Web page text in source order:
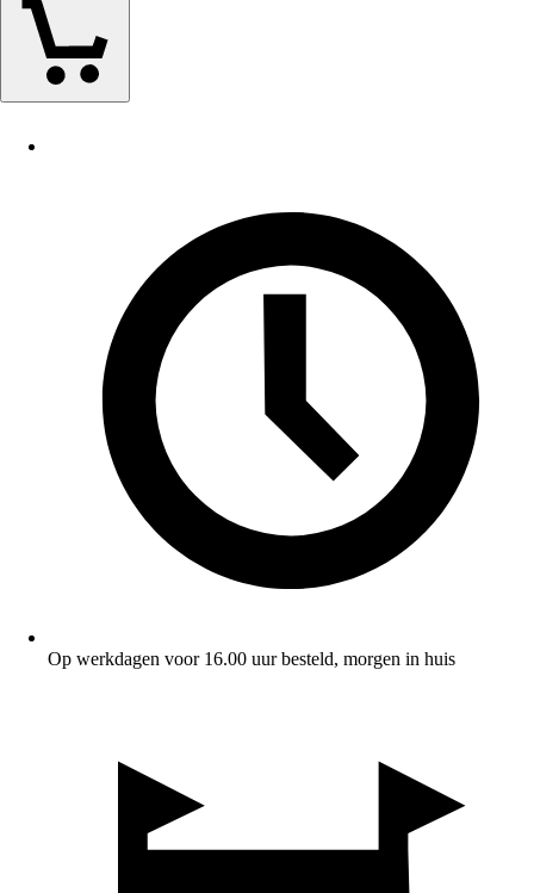
Op werkdagen voor 16.00 uur besteld, morgen in huis